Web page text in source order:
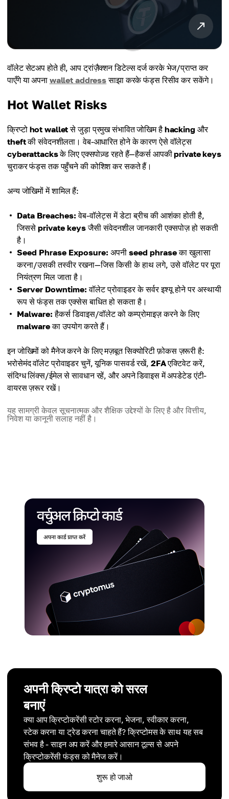
वॉलेट सेटअप होते ही, आप ट्रांज़ैक्शन डिटेल्स दर्ज करके भेज/प्राप्त कर
पाएँगे या अपना wallet addressसाझा करके फंड्स रिसीव कर सकेंगे।
Hot Wallet Risks
क्रिप्टो hot walletसे जुड़ा प्रमुख संभावित जोखिम है hacking और
theftकी संवेदनशीलता। वेब-आधारित होने के कारण ऐसे वॉलेट्स
cyberattacksके लिए एक्सपोज़्ड रहते हैं—हैकर्स आपकीprivate keys
चुराकर फंड्स तक पहुँचने की कोशिश कर सकते हैं।
अन्य जोखिमों में शामिल हैं:
Data Breaches: वेब-वॉलेट्स में डेटा ब्रीच की आशंका होती है,
जिससे private keysजैसी संवेदनशील जानकारी एक्सपोज़ हो सकती
है।
Seed Phrase Exposure: अपनी seed phraseका खुलासा
करना/उसकी तस्वीर रखना—जिस किसी के हाथ लगे, उसे वॉलेट पर पूरा
नियंत्रण मिल जाता है।
Server Downtime: वॉलेट प्रोवाइडर के सर्वर इश्यू होने पर अस्थायी
रूप से फंड्स तक एक्सेस बाधित हो सकता है।
Malware: हैकर्स डिवाइस/वॉलेट को कम्प्रोमाइज़ करने के लिए
malwareका उपयोग करते हैं।
इन जोखिमों को मैनेज करने के लिए मज़बूत सिक्योरिटी फ़ोकस ज़रूरी है:
भरोसेमंद वॉलेट प्रोवाइडर चुनें, यूनिक पासवर्ड रखें, 2FAएक्टिवेट करें,
संदिग्ध लिंक्स/ईमेल से सावधान रहें, और अपने डिवाइस में अपडेटेड एंटी-
वायरस ज़रूर रखें।
यह सामग्री केवल सूचनात्मक और शैक्षिक उद्देश्यों के लिए है और वित्तीय,
निवेश या कानूनी सलाह नहीं है।
अपनी क्रिप्टो यात्रा को सरल
बनाएं
क्या आप क्रिप्टोकरेंसी स्टोर करना, भेजना, स्वीकार करना,
स्टेक करना या ट्रेड करना चाहते हैं? क्रिप्टोमस के साथ यह सब
संभव है - साइन अप करें और हमारे आसान टूल्स से अपने
क्रिप्टोकरेंसी फंड्स को मैनेज करें।
शुरू हो जाओ